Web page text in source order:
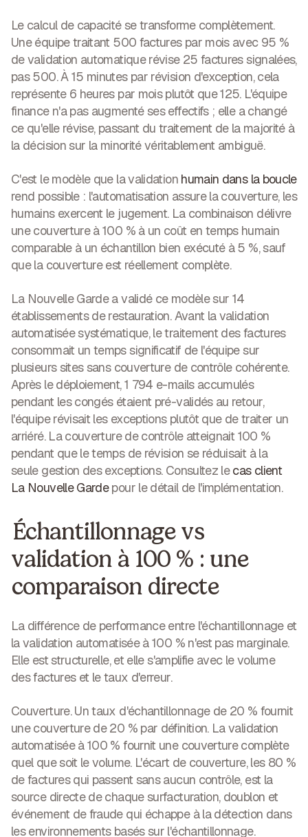
Le calcul de capacité se transforme complètement.
Une équipe traitant 500 factures par mois avec 95 %
de validation automatique révise 25 factures signalées,
pas 500. À 15 minutes par révision d'exception, cela
représente 6 heures par mois plutôt que 125. L'équipe
finance n'a pas augmenté ses effectifs ; elle a changé
ce qu'elle révise, passant du traitement de la majorité à
la décision sur la minorité véritablement ambiguë.
C'est le modèle que la validation humain dans la boucle
rend possible : l'automatisation assure la couverture, les
humains exercent le jugement. La combinaison délivre
une couverture à 100 % à un coût en temps humain
comparable à un échantillon bien exécuté à 5 %, sauf
que la couverture est réellement complète.
La Nouvelle Garde a validé ce modèle sur 14
établissements de restauration. Avant la validation
automatisée systématique, le traitement des factures
consommait un temps significatif de l'équipe sur
plusieurs sites sans couverture de contrôle cohérente.
Après le déploiement,1 794 e-mails accumulés
pendant les congés étaient pré-validés au retour,
l'équipe révisait les exceptions plutôt que de traiter un
arriéré. La couverture de contrôle atteignait 100 %
pendant que le temps de révision se réduisait à la
seule gestion des exceptions. Consultez lecas client
La Nouvelle Gardepour le détail de l'implémentation.
Échantillonnage vs
validation à 100 % : une
comparaison directe
La différence de performance entre l'échantillonnage et
la validation automatisée à 100 % n'est pas marginale.
Elle est structurelle, et elle s'amplifie avec le volume
des factures et le taux d'erreur.
Couverture.Un taux d'échantillonnage de 20 % fournit
une couverture de 20 % par définition. La validation
automatisée à 100 % fournit une couverture complète
quel que soit le volume. L'écart de couverture, les 80 %
de factures qui passent sans aucun contrôle, est la
source directe de chaque surfacturation, doublon et
événement de fraude qui échappe à la détection dans
les environnements basés sur l'échantillonnage.